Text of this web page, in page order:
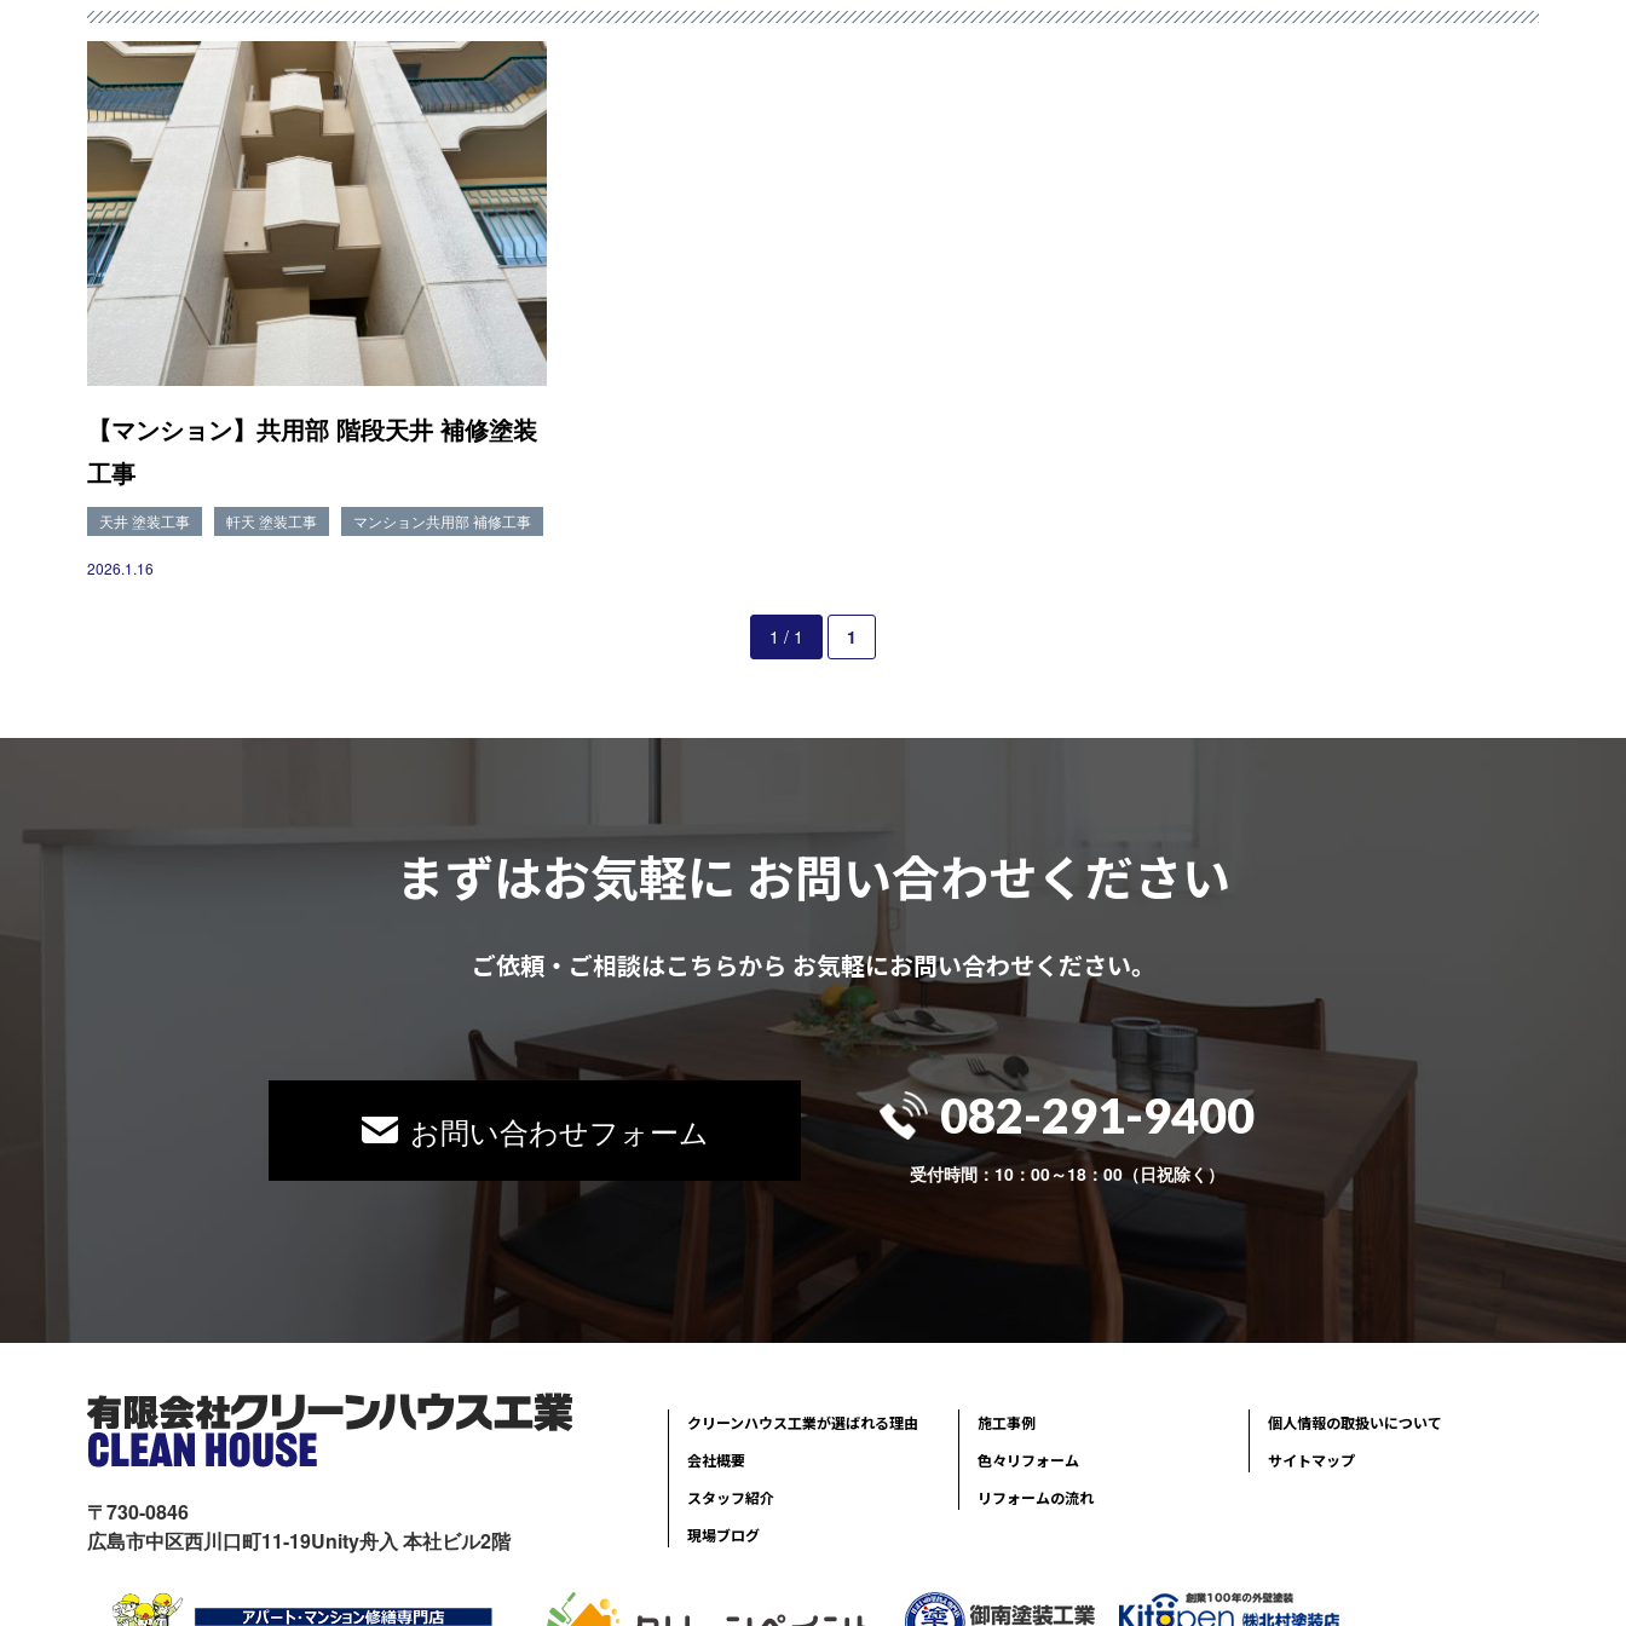
【マンション】共用部 階段天井 補修塗装
工事
天井 塗装工事 軒天 塗装工事 マンション共用部 補修工事
2026.1.16
1 / 1 1
まずはお気軽に お問い合わせください
ご依頼・ご相談はこちらから お気軽にお問い合わせください。
お問い合わせフォーム 082-291-9400
受付時間：10：00～18：00（日祝除く）
〒730-0846
広島市中区西川口町11-19Unity舟入 本社ビル2階
クリーンハウス工業が選ばれる理由
会社概要
スタッフ紹介
現場ブログ
施工事例
色々リフォーム
リフォームの流れ
個人情報の取扱いについて
サイトマップ